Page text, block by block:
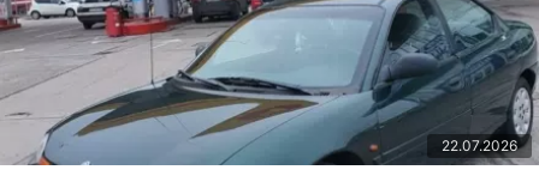
22.07.2026